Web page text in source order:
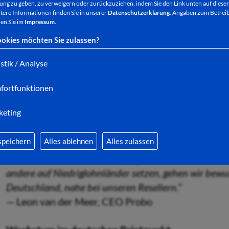
zu geben, zu verweigern oder zurückzuziehen, indem Sie den Link unten auf
Informationen finden Sie in unsererDatenschutzerklärung. Angaben zum
Sie im Impressum.
möchten Sie zulassen?
/ Analyse
Alles ablehnen Alles zulassen
Durch die Produktion in Kund*innennähe
kürzeren Transportwegen und einer damit
eröffnet der neue Standort neue Chancen:
Druckprodukten erweitern, ohne selbst in
„Unser Modell ermöglicht es etwa
ohne hohe Investitionen in Maschinen, die den
zuverlässige Produktionsverlängerung – und helfen
zu behaupten. Mit der Expansion nach Bad
andere auf Niedriglohnländer setzen, gehen wir
Deutschland, nahe bei unseren Resellern.“
— Leon van der Meer, CEO Probo